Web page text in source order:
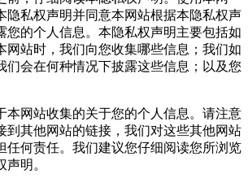
隐私权声明并同意本网站根据本隐私权声
您的个人信息。本隐私权声明主要包括如
网站时，我们向您收集哪些信息；我们如
们会在何种情况下披露这些信息；以及您
本网站收集的关于您的个人信息。请注意
到其他网站的链接，我们对这些其他网站
任何责任。我们建议您仔细阅读您所浏览
明。